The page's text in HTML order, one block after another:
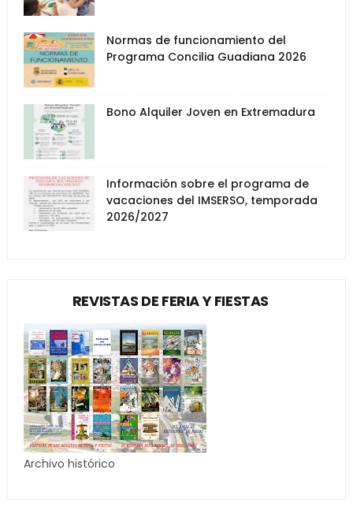
Normas de funcionamiento del
Programa Concilia Guadiana 2026
Bono Alquiler Joven en Extremadura
Información sobre el programa de
vacaciones del IMSERSO, temporada
2026/2027
REVISTAS DE FERIA Y FIESTAS
Archivo histórico